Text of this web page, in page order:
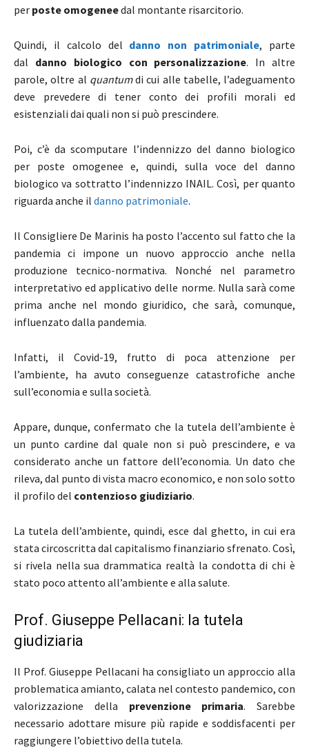
per poste omogeneedal montante risarcitorio.
Quindi, il calcolo del danno non patrimoniale, parte
dal danno biologico con personalizzazione. In altre
parole, oltre al quantumdi cui alle tabelle, l’adeguamento
deve prevedere di tener conto dei profili morali ed
esistenziali dai quali non si può prescindere.
Poi, c’è da scomputare l’indennizzo del danno biologico
per poste omogenee e, quindi, sulla voce del danno
biologico va sottratto l’indennizzo INAIL. Così, per quanto
riguarda anche il danno patrimoniale.
Il Consigliere De Marinis ha posto l’accento sul fatto che la
pandemia ci impone un nuovo approccio anche nella
produzione tecnico-normativa. Nonché nel parametro
interpretativo ed applicativo delle norme. Nulla sarà come
prima anche nel mondo giuridico, che sarà, comunque,
influenzato dalla pandemia.
Infatti, il Covid-19, frutto di poca attenzione per
l’ambiente, ha avuto conseguenze catastrofiche anche
sull’economia e sulla società.
Appare, dunque, confermato che la tutela dell’ambiente è
un punto cardine dal quale non si può prescindere, e va
considerato anche un fattore dell’economia. Un dato che
rileva, dal punto di vista macro economico, e non solo sotto
il profilo del contenzioso giudiziario.
La tutela dell’ambiente, quindi, esce dal ghetto, in cui era
stata circoscritta dal capitalismo finanziario sfrenato. Così,
si rivela nella sua drammatica realtà la condotta di chi è
stato poco attento all’ambiente e alla salute.
Prof. Giuseppe Pellacani: la tutela
giudiziaria
Il Prof. Giuseppe Pellacani ha consigliato un approccio alla
problematica amianto, calata nel contesto pandemico, con
valorizzazione della prevenzione primaria. Sarebbe
necessario adottare misure più rapide e soddisfacenti per
raggiungere l’obiettivo della tutela.